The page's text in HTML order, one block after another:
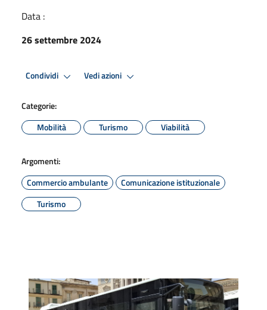
Data :
26 settembre 2024
Condividi Vedi azioni
Categorie:
Mobilità
Turismo Viabilità
Argomenti:
Commercio ambulante
Comunicazione istituzionale
Turismo